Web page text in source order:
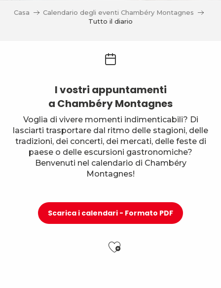
Casa
Calendario degli eventi Chambéry Montagnes
Tutto il diario
I vostri appuntamenti
a Chambéry Montagnes
Voglia di vivere momenti indimenticabili? Di
lasciarti trasportare dal ritmo delle stagioni, delle
tradizioni, dei concerti, dei mercati, delle feste di
paese o delle escursioni gastronomiche?
Benvenuti nel calendario di Chambéry
Montagnes!
Scarica i calendari - Formato PDF
Ajouter aux